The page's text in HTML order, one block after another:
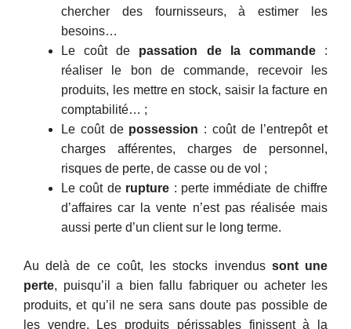
chercher des fournisseurs, à estimer les
besoins…
Le coût de passation de la commande:
réaliser le bon de commande, recevoir les
produits, les mettre en stock, saisir la facture en
comptabilité… ;
Le coût de possession : coût de l’entrepôt et
charges afférentes, charges de personnel,
risques de perte, de casse ou de vol ;
Le coût de rupture : perte immédiate de chiffre
d’affaires car la vente n’est pas réalisée mais
aussi perte d’un client sur le long terme.
Au delà de ce coût, les stocks invendus sont une
perte, puisqu’il a bien fallu fabriquer ou acheter les
produits, et qu’il ne sera sans doute pas possible de
les vendre. Les produits périssables finissent à la